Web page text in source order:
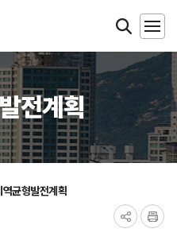
전계획
역균형발전계획